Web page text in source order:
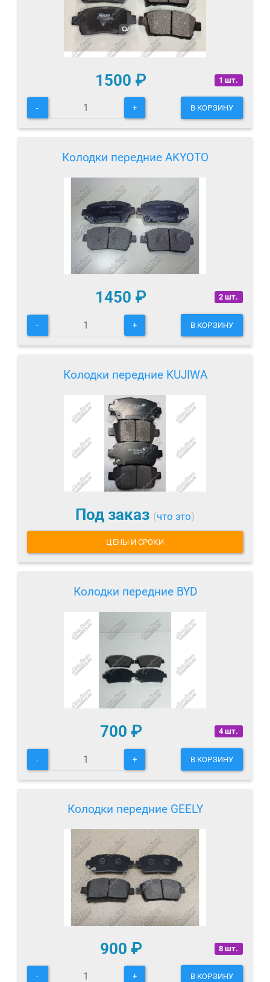
1 шт.
1500 ₽
- + В КОРЗИНУ
Колодки передние AKYOTO
2 шт.
1450 ₽
- + В КОРЗИНУ
Колодки передние KUJIWA
Под заказ (что это)
ЦЕНЫ И СРОКИ
Колодки передние BYD
4 шт.
700 ₽
- + В КОРЗИНУ
Колодки передние GEELY
8 шт.
900 ₽
- + В КОРЗИНУ